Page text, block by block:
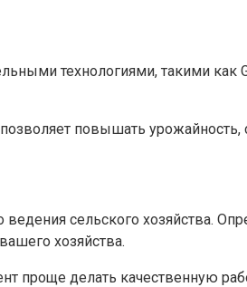
технологиями, такими как
повышать
сельского хозяйства.
хозяйства.
проще делать качественную